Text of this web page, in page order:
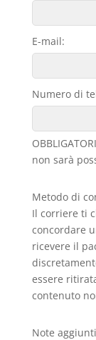
E-mail:
Numero di
non sarà
Metodo di
Il corriere ti
concordare
ricevere il
essere
contenuto
Note